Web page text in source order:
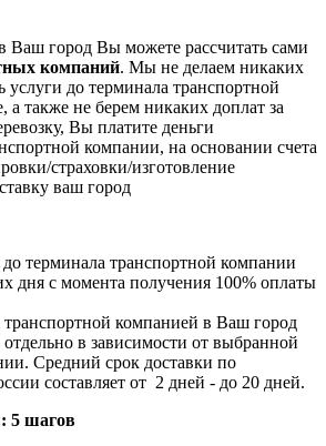
Ваш город Вы можете рассчитать сами
компаний. Мы не делаем никаких
услуги до терминала транспортной
а также не берем никаких доплат за
Вы платите деньги
компании, на основании счета
страховки/изготовление
ваш город
до терминала транспортной компании
дня с момента получения 100% оплаты
транспортной компанией в Ваш город
в зависимости от выбранной
Средний срок доставки по
составляет от 2 дней - до 20 дней.
5 шагов